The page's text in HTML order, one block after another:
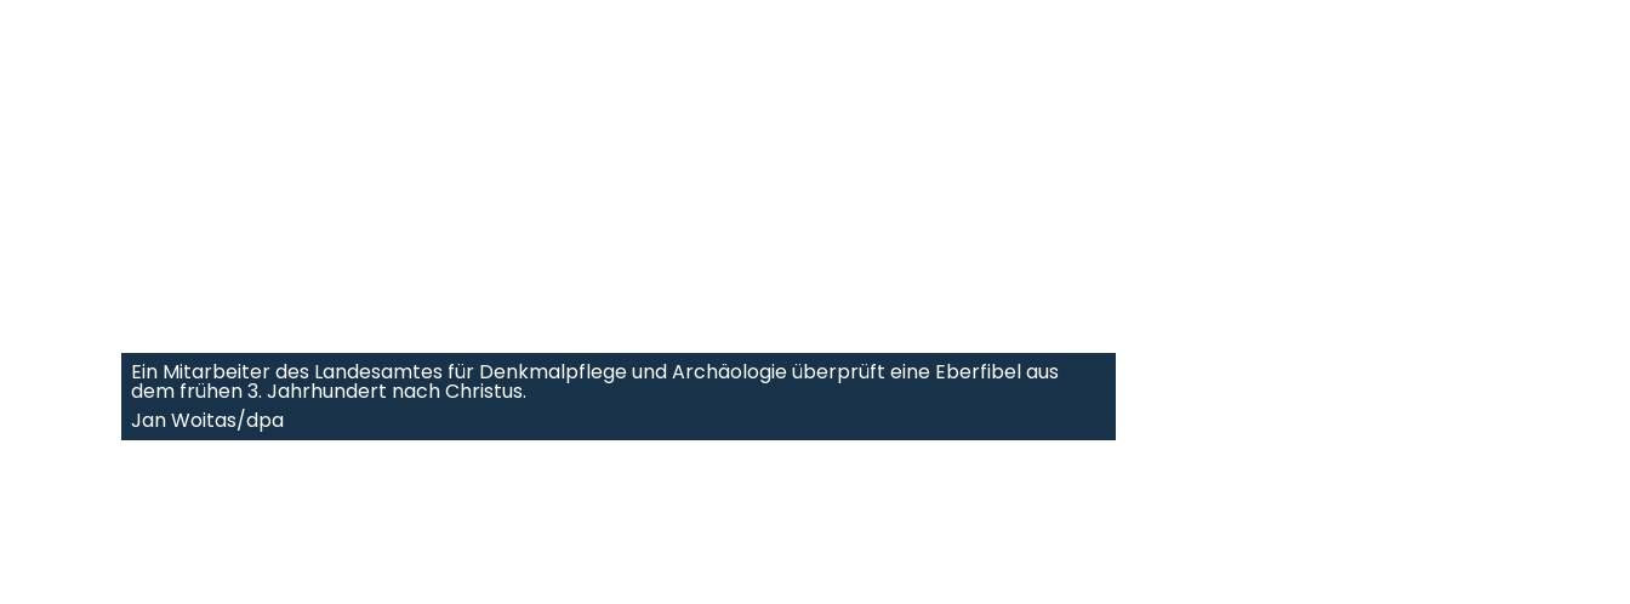
Ein Mitarbeiter des Landesamtes für Denkmalpflege und Archäologie überprüft eine Eberfibel aus
dem frühen 3. Jahrhundert nach Christus.
Jan Woitas/dpa